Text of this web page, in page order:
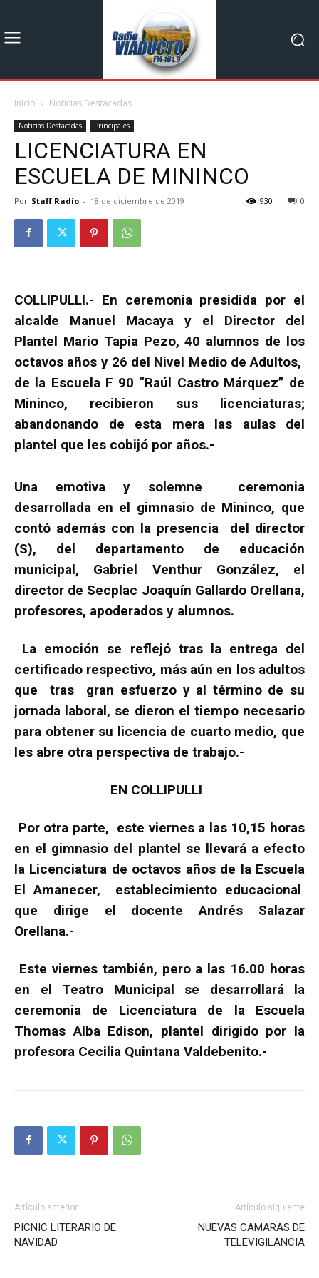
Inicio Noticias Destacadas
Noticias Destacadas Principales
LICENCIATURA EN
ESCUELA DE MININCO
Por Staff Radio - 18 de diciembre de 2019 0
930
COLLIPULLI.- En ceremonia presidida por el
alcalde Manuel Macaya y el Director del
Plantel Mario Tapia Pezo, 40 alumnos de los
octavos años y 26 del Nivel Medio de Adultos,
de la Escuela F 90 “Raúl Castro Márquez” de
Mininco, recibieron sus licenciaturas;
abandonando de esta mera las aulas del
plantel que les cobijó por años.-
Una emotiva y solemne ceremonia
desarrollada en el gimnasio de Mininco, que
contó además con la presencia del director
(S), del departamento de educación
municipal, Gabriel Venthur González, el
director de Secplac Joaquín Gallardo Orellana,
profesores, apoderados y alumnos.
La emoción se reflejó tras la entrega del
certificado respectivo, más aún en los adultos
que tras gran esfuerzo y al término de su
jornada laboral, se dieron el tiempo necesario
para obtener su licencia de cuarto medio, que
les abre otra perspectiva de trabajo.-
EN COLLIPULLI
Por otra parte, este viernes a las 10,15 horas
en el gimnasio del plantel se llevará a efecto
la Licenciatura de octavos años de la Escuela
El Amanecer, establecimiento educacional
que dirige el docente Andrés Salazar
Orellana.-
Este viernes también, pero a las 16.00 horas
en el Teatro Municipal se desarrollará la
ceremonia de Licenciatura de la Escuela
Thomas Alba Edison, plantel dirigido por la
profesora Cecilia Quintana Valdebenito.-
Artículo anterior
PICNIC LITERARIO DE
NAVIDAD
Artículo siguiente
NUEVAS CAMARAS DE
TELEVIGILANCIA